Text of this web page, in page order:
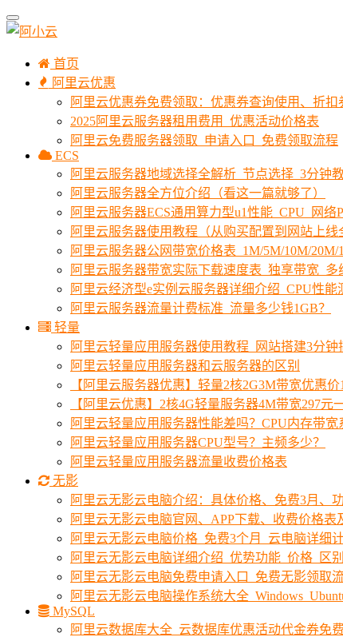
首页
阿里云优惠
阿里云优惠券免费领取：优惠券查询使用、折
2025阿里云服务器租用费用_优惠活动价格表
阿里云免费服务器领取_申请入口_免费领取流程
ECS
阿里云服务器地域选择全解析_节点选择_3分钟
阿里云服务器全方位介绍（看这一篇就够了）
阿里云服务器ECS通用算力型u1性能_CPU_网络
阿里云服务器使用教程（从购买配置到网站上线
阿里云服务器公网带宽价格表_1M/5M/10M/20M/
阿里云服务器带宽实际下载速度表_独享带宽_多
阿里云经济型e实例云服务器详细介绍_CPU性能
阿里云服务器流量计费标准_流量多少钱1GB？
轻量
阿里云轻量应用服务器使用教程_网站搭建3分钟
阿里云轻量应用服务器和云服务器的区别
【阿里云服务器优惠】轻量2核2G3M带宽优惠价
【阿里云优惠】2核4G轻量服务器4M带宽297元
阿里云轻量应用服务器性能差吗？CPU内存带宽
阿里云轻量应用服务器CPU型号？主频多少？
阿里云轻量应用服务器流量收费价格表
无影
阿里云无影云电脑介绍：具体价格、免费3月、
阿里云无影云电脑官网、APP下载、收费价格表
阿里云无影云电脑价格_免费3个月_云电脑详细
阿里云无影云电脑详细介绍_优势功能_价格_区
阿里云无影云电脑免费申请入口_免费无影领取
阿里云无影云电脑操作系统大全
MySQL
阿里云数据库大全_云数据库优惠活动代金券免